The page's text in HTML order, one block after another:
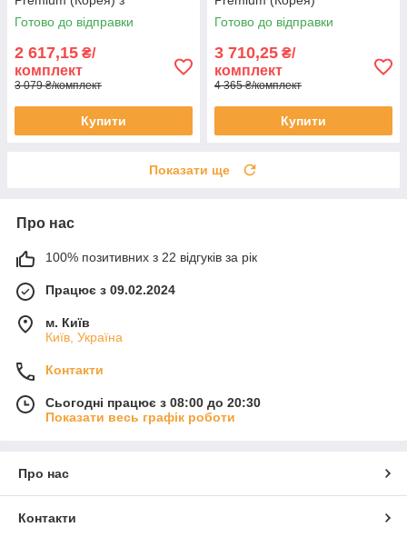
програматором
Готово до відправки
2 617,15 ₴/
комплект
3 079 ₴/комплект
Купити
Готово до відправки
3 710,25 ₴/
комплект
4 365 ₴/комплект
Купити
Показати ще
Про нас
100% позитивних з 22 відгуків за рік
Працює з 09.02.2024
м. Київ
Київ, Україна
Контакти
Сьогодні працює з 08:00 до 20:30
Показати весь графік роботи
Про нас
Контакти